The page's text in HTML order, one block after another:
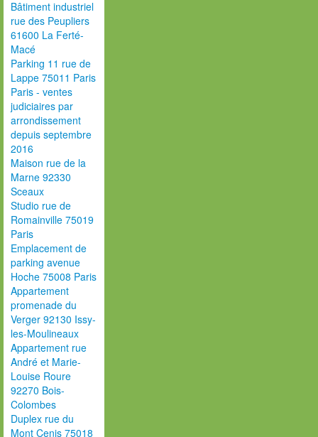
Bâtiment industriel
rue des Peupliers
61600 La Ferté-
Macé
Parking 11 rue de
Lappe 75011 Paris
Paris - ventes
judiciaires par
arrondissement
depuis septembre
2016
Maison rue de la
Marne 92330
Sceaux
Studio rue de
Romainville 75019
Paris
Emplacement de
parking avenue
Hoche 75008 Paris
Appartement
promenade du
Verger 92130 Issy-
les-Moulineaux
Appartement rue
André et Marie-
Louise Roure
92270 Bois-
Colombes
Duplex rue du
Mont Cenis 75018